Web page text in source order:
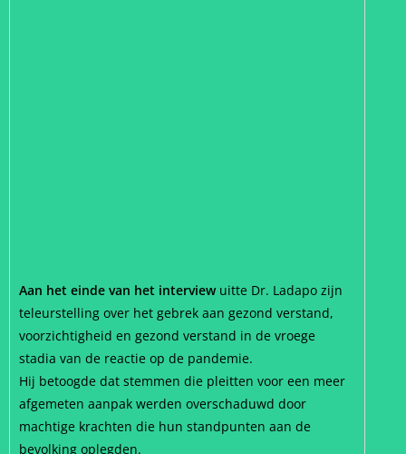
Aan het einde van het interviewuitte Dr. Ladapo zijn
teleurstelling over het gebrek aan gezond verstand,
voorzichtigheid en gezond verstand in de vroege
stadia van de reactie op de pandemie.
Hij betoogde dat stemmen die pleitten voor een meer
afgemeten aanpak werden overschaduwd door
machtige krachten die hun standpunten aan de
bevolking oplegden.